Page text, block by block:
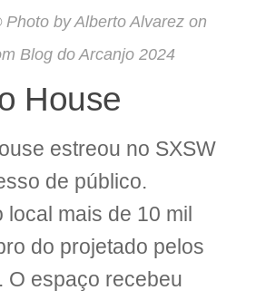
by Alberto Alvarez on
Blog do Arcanjo 2024
House
estreou no SXSW
de público.
local mais de 10 mil
do projetado pelos
O espaço recebeu